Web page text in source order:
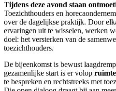
Tijdens deze avond staan
Toezichthouders en
over de dagelijkse praktijk. Door
ervaringen uit te wisselen, werken
doel: het versterken van de
toezichthouders.
De bijeenkomst is bewust
gezamenlijke start is er volop
te bespreken en rechtstreeks met